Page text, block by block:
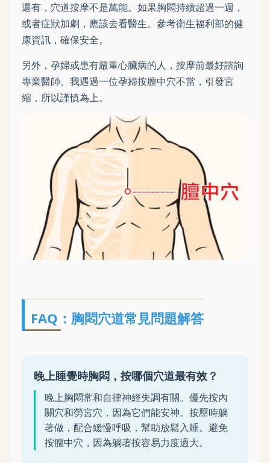
還有，穴道按摩不是萬能。如果胸悶持續超過一週，
或者症狀加劇，應該去看醫生。參考衛生福利部的健
康資訊，確保安全。
另外，孕婦或患有嚴重心臟病的人，按摩前最好諮詢
專業醫師。我遇過一位孕婦按膻中穴不當，引發宮
縮，所以謹慎為上。
FAQ：胸悶穴道常見問題解答
晚上睡覺時胸悶，按哪個穴道最有效？
晚上胸悶常和自律神經失調有關。優先按內
關穴和勞宮穴，因為它們能安神。按壓時躺
著做，配合緩慢呼吸，幫助放鬆入睡。避免
按膻中穴，因為躺著按容易力度過大。